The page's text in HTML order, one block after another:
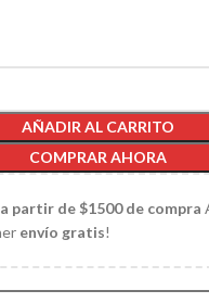
AÑADIR AL CARRITO
COMPRAR AHORA
partir de $1500 de compra
envío gratis!